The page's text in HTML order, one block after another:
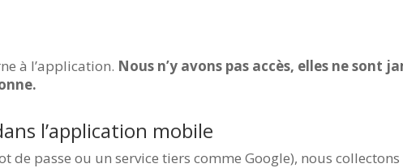
à l’application. Nous n’y avons pas accès, elles ne sont
l’application mobile
passe ou un service tiers comme Google), nous collectons